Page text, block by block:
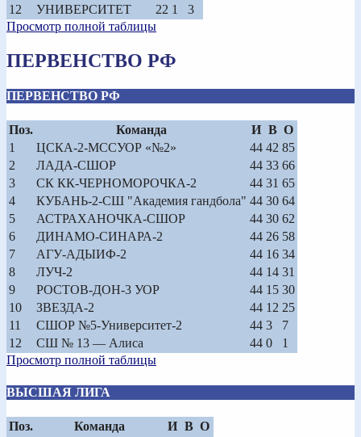
12 УНИВЕРСИТЕТ 22 1
3
Просмотр полной таблицы
ПЕРВЕНСТВО РФ
ПЕРВЕНСТВО РФ
Поз. Команда И В О
1
ЦСКА-2-МССУОР «№2» 44 42 85
2
ЛАДА-СШОР 44 33 66
3
СК КК-ЧЕРНОМОРОЧКА-2 44 31 65
4
КУБАНЬ-2-СШ "Академия гандбола" 44 30 64
5
АСТРАХАНОЧКА-СШОР 44 30 62
6
ДИНАМО-СИНАРА-2 44 26 58
7
АГУ-АДЫИФ-2 44 16 34
8
ЛУЧ-2 44 14 31
9
РОСТОВ-ДОН-3 УОР 44 15 30
10
ЗВЕЗДА-2 44 12 25
11
СШОР №5-Университет-2 44 3
7
12
СШ № 13 — Алиса 44 0
1
Просмотр полной таблицы
ВЫСШАЯ ЛИГА
Поз. Команда И В О